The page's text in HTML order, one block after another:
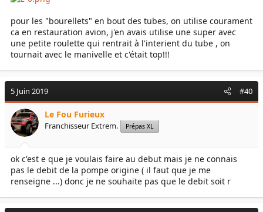
pour les "bourellets" en bout des tubes, on utilise courament
ca en restauration avion, j'en avais utilise une super avec
une petite roulette qui rentrait à l'interient du tube , on
tournait avec le manivelle et c'était top!!!
5 Juin 2019 #40
Le Fou Furieux
Franchisseur Extrem. Prépas XL
ok c'est e que je voulais faire au debut mais je ne connais
pas le debit de la pompe origine ( il faut que je me
renseigne ...) donc je ne souhaite pas que le debit soit r